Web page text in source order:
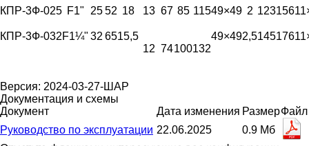
КПР-3Ф-025 F1" 2552 18 13 67 85 11549×49 2 123156
КПР-3Ф-032F1¼" 32 6515,5
12 74100132
49×492,5145176
Версия: 2024-03-27-ШАР
Документация и схемы
Документ
Дата изменения РазмерФайл
Руководство по эксплуатации 22.06.2025
0.9 Мб